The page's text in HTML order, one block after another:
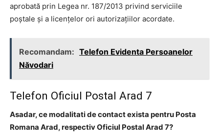
aprobată prin Legea nr. 187/2013 privind serviciile
poştale şi a licenţelor ori autorizaţiilor acordate.
Recomandam: Telefon Evidenta Persoanelor
Năvodari
Telefon Oficiul Postal Arad 7
Asadar, ce modalitati de contact exista pentru Posta
Romana Arad, respectiv Oficiul Postal Arad 7?